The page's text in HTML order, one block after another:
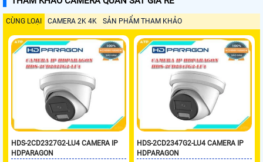
CÙNG LOẠI CAMERA 2K 4K SẢN PHẨM THAM KHẢO
HDS-2CD2327G2-LU4 CAMERA IP
HDPARAGON
HDS-2CD2347G2-LU4 CAMERA IP
HDPARAGON